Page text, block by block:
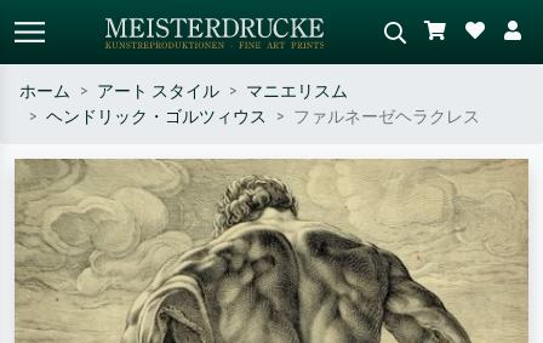
作家名・作品名・スタイルで検索
– 例：モネ、星月夜、印象派、北
斎の波、ヌード。
シーンを説明してください – 例：
緑の草原、赤の多い抽象画、暗い
油絵、木のそばの立ち姿のヌー
ド。
ホーム アート スタイル
マニエリスム
ヘンドリック・ゴルツィウス
ファルネーゼヘラクレス